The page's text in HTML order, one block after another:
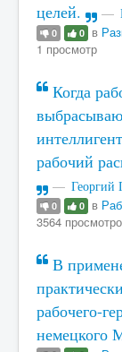
целей.
0 0 в
1 просмотр
Когда
рабочий
Георгий
0 0 в
3564
В
рабочего-
немецкого